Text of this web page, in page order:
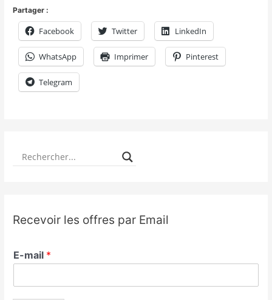
Partager :
Facebook Twitter LinkedIn
WhatsApp Imprimer Pinterest
Telegram
Recevoir les offres par Email
E-mail *